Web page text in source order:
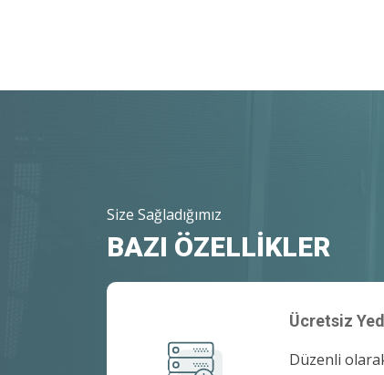
Size Sağladığımız
BAZI ÖZELLİKLER
Ücretsiz
Düzenli